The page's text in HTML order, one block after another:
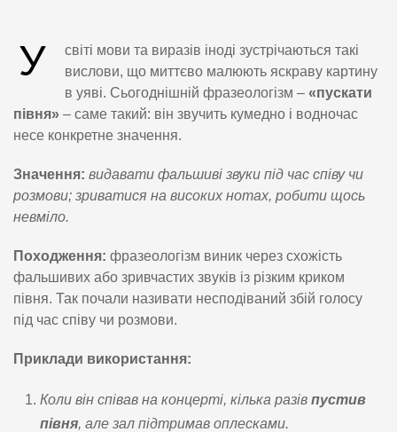
У
світі мови та виразів іноді зустрічаються такі
вислови, що миттєво малюють яскраву картину
в уяві. Сьогоднішній фразеологізм – «пускати
півня» – саме такий: він звучить кумедно і водночас
несе конкретне значення.
Значення: видавати фальшиві звуки під час співу чи
розмови; зриватися на високих нотах, робити щось
невміло.
Походження: фразеологізм виник через схожість
фальшивих або зривчастих звуків із різким криком
півня. Так почали називати несподіваний збій голосу
під час співу чи розмови.
Приклади використання:
Коли він співав на концерті, кілька разів пустив
півня, але зал підтримав оплесками.